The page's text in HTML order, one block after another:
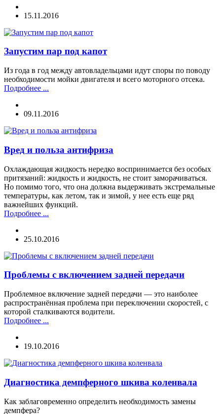
15.11.2016
Запустим пар под капот
Из года в год между автовладельцами идут споры по поводу
необходимости мойки двигателя и всего моторного отсека.
Подробнее ...
09.11.2016
Вред и польза антифриза
Охлаждающая жидкость нередко воспринимается без особых
притязаний: жидкость и жидкость, не стоит заморачиваться.
Но помимо того, что она должна выдерживать экстремальные
температуры, как летом, так и зимой, у нее есть еще ряд
важнейших функций.
Подробнее ...
25.10.2016
Проблемы с включением задней передачи
Проблемное включение задней передачи — это наиболее
распространённая проблема при переключении скоростей, с
которой сталкиваются водители.
Подробнее ...
19.10.2016
Диагностика демпферного шкива коленвала
Как заблаговременно определить необходимость замены
демпфера?